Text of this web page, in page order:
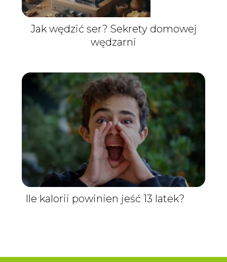
Jak wędzić ser? Sekrety domowej
wędzarni
Ile kalorii powinien jeść 13 latek?